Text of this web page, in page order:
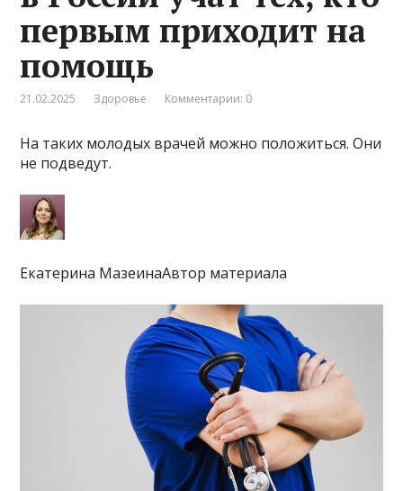
первым приходит на
помощь
21.02.2025 Здоровье Комментарии: 0
На таких молодых врачей можно положиться. Они
не подведут.
Екатерина МазеинаАвтор материала